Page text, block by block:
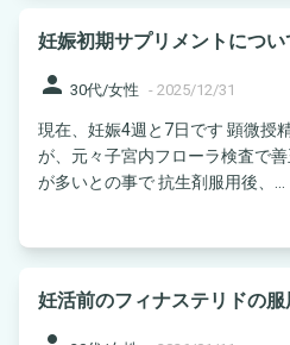
妊娠初期サプリメントについ
person 30代/女性 - 2025/12/31
現在、妊娠4週と7日です 顕微授精で陽性判定をもらいました
が、元々子宮内フローラ検査で
が多いとの事で 抗生剤服用後、...
妊活前のフィナステリドの